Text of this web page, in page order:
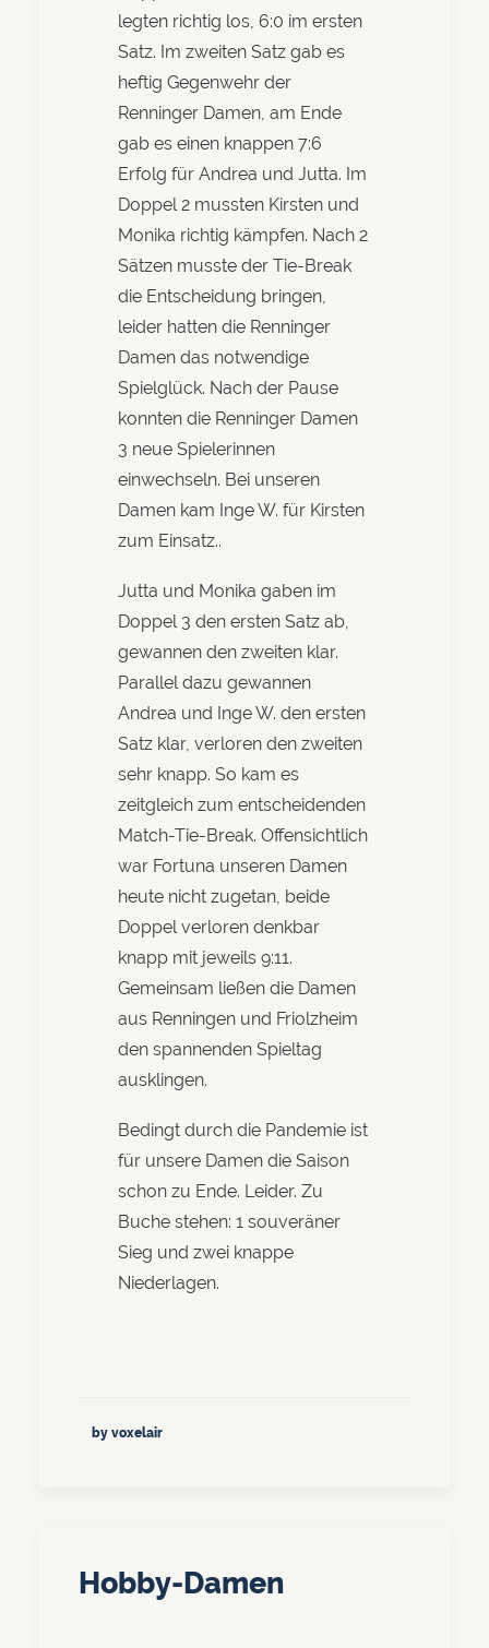
legten richtig los, 6:0 im ersten
Satz. Im zweiten Satz gab es
heftig Gegenwehr der
Renninger Damen, am Ende
gab es einen knappen 7:6
Erfolg für Andrea und Jutta. Im
Doppel 2 mussten Kirsten und
Monika richtig kämpfen. Nach 2
Sätzen musste der Tie-Break
die Entscheidung bringen,
leider hatten die Renninger
Damen das notwendige
Spielglück. Nach der Pause
konnten die Renninger Damen
3 neue Spielerinnen
einwechseln. Bei unseren
Damen kam Inge W. für Kirsten
zum Einsatz..
Jutta und Monika gaben im
Doppel 3 den ersten Satz ab,
gewannen den zweiten klar.
Parallel dazu gewannen
Andrea und Inge W. den ersten
Satz klar, verloren den zweiten
sehr knapp. So kam es
zeitgleich zum entscheidenden
Match-Tie-Break. Offensichtlich
war Fortuna unseren Damen
heute nicht zugetan, beide
Doppel verloren denkbar
knapp mit jeweils 9:11.
Gemeinsam ließen die Damen
aus Renningen und Friolzheim
den spannenden Spieltag
ausklingen.
Bedingt durch die Pandemie ist
für unsere Damen die Saison
schon zu Ende. Leider. Zu
Buche stehen: 1 souveräner
Sieg und zwei knappe
Niederlagen.
by voxelair
Hobby-Damen